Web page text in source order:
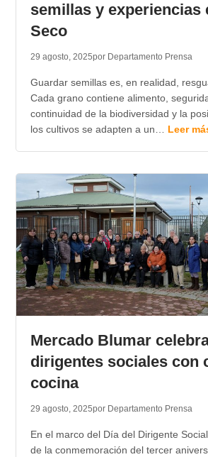
semillas y experiencias
Seco
29 agosto, 2025por Departamento Prensa
Guardar semillas es, en realidad,
Cada grano contiene alimento,
continuidad de la biodiversidad y la
los cultivos se adapten a un… Leer
Mercado Blumar
dirigentes sociales con
cocina
29 agosto, 2025por Departamento Prensa
En el marco del Día del Dirigente
de la conmemoración del tercer